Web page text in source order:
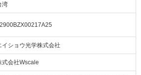
湾
イショウ光学株式会社
式会社Wscale